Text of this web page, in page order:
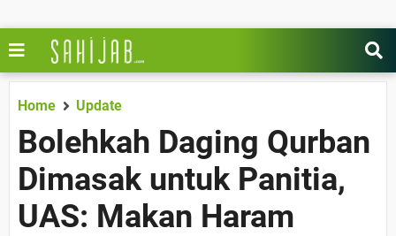
Home Update
Bolehkah Daging Qurban
Dimasak untuk Panitia,
UAS: Makan Haram